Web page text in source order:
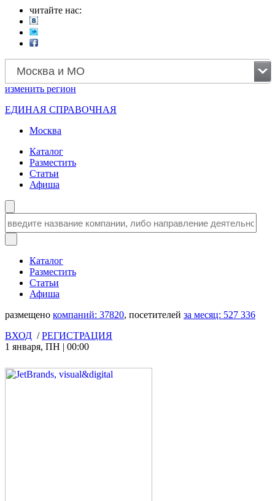
читайте нас:
Москва и МО
изменить регион
ЕДИНАЯ СПРАВОЧНАЯ
Москва
Каталог
Разместить
Статьи
Афиша
Каталог
Разместить
Статьи
Афиша
размещено компаний: 37820, посетителей за месяц: 527 336
ВХОД /РЕГИСТРАЦИЯ
1 января, ПН | 00:00